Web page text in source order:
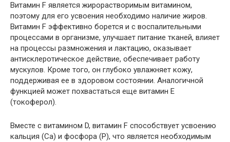
Витамин F является жирорастворимым витамином,
поэтому для его усвоения необходимо наличие жиров.
Витамин F эффективно борется и с воспалительными
процессами в организме, улучшает питание тканей, влияет
на процессы размножения и лактацию, оказывает
антисклеротическое действие, обеспечивает работу
мускулов. Кроме того, он глубоко увлажняет кожу,
поддерживая ее в здоровом состоянии. Аналогичной
функцией может похвастаться еще витамин E
(токоферол).
Вместе с витамином D, витамин F способствует усвоению
кальция (Са) и фосфора (Р), что является необходимым